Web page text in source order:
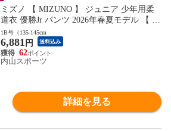
ミズノ 【 MIZUNO 】 ジュニア 少年用柔
道衣 優勝Jr パンツ 2026年春夏モデル 【 22
JBAA3501 柔道着 帯別売り ズボン こども
キッズ ジュニア 小学生 0～3B号 】【翌日
配達対象】[自社]
1B号（135-145cm
6,881 円 送料込み
62
内山スポーツ
詳細を見る